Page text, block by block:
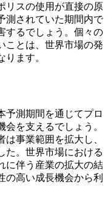
リスの使用が直接の原
測されていた期間内で
するでしょう。個々の
ことは、世界市場の発
ます。
予測期間を通じてプロ
を支えるでしょう。
事業範囲を拡大し、
た。世界市場における
に伴う産業の拡大の結
の高い成長機会から利